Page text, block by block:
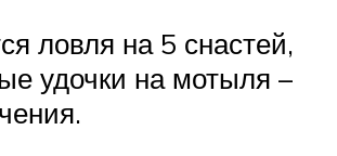
ловля на 5 снастей,
удочки на мотыля –